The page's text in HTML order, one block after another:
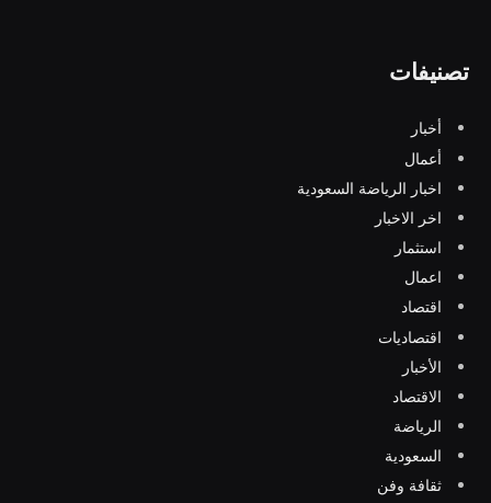
تصنيفات
أخبار
أعمال
اخبار الرياضة السعودية
اخر الاخبار
استثمار
اعمال
اقتصاد
اقتصاديات
الأخبار
الاقتصاد
الرياضة
السعودية
ثقافة وفن